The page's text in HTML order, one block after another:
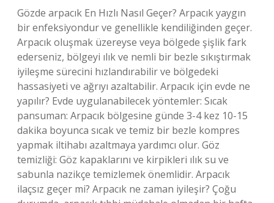
Gözde arpacık En Hızlı Nasıl Geçer? Arpacık yaygın
bir enfeksiyondur ve genellikle kendiliğinden geçer.
Arpacık oluşmak üzereyse veya bölgede şişlik fark
ederseniz, bölgeyi ılık ve nemli bir bezle sıkıştırmak
iyileşme sürecini hızlandırabilir ve bölgedeki
hassasiyeti ve ağrıyı azaltabilir. Arpacık için evde ne
yapılır? Evde uygulanabilecek yöntemler: Sıcak
pansuman: Arpacık bölgesine günde 3-4 kez 10-15
dakika boyunca sıcak ve temiz bir bezle kompres
yapmak iltihabı azaltmaya yardımcı olur. Göz
temizliği: Göz kapaklarını ve kirpikleri ılık su ve
sabunla nazikçe temizlemek önemlidir. Arpacık
ilaçsız geçer mi? Arpacık ne zaman iyileşir? Çoğu